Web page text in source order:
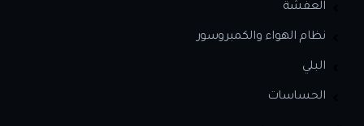
العفشة
نظام الهواء والكمبروسور
البلي
الحساسات